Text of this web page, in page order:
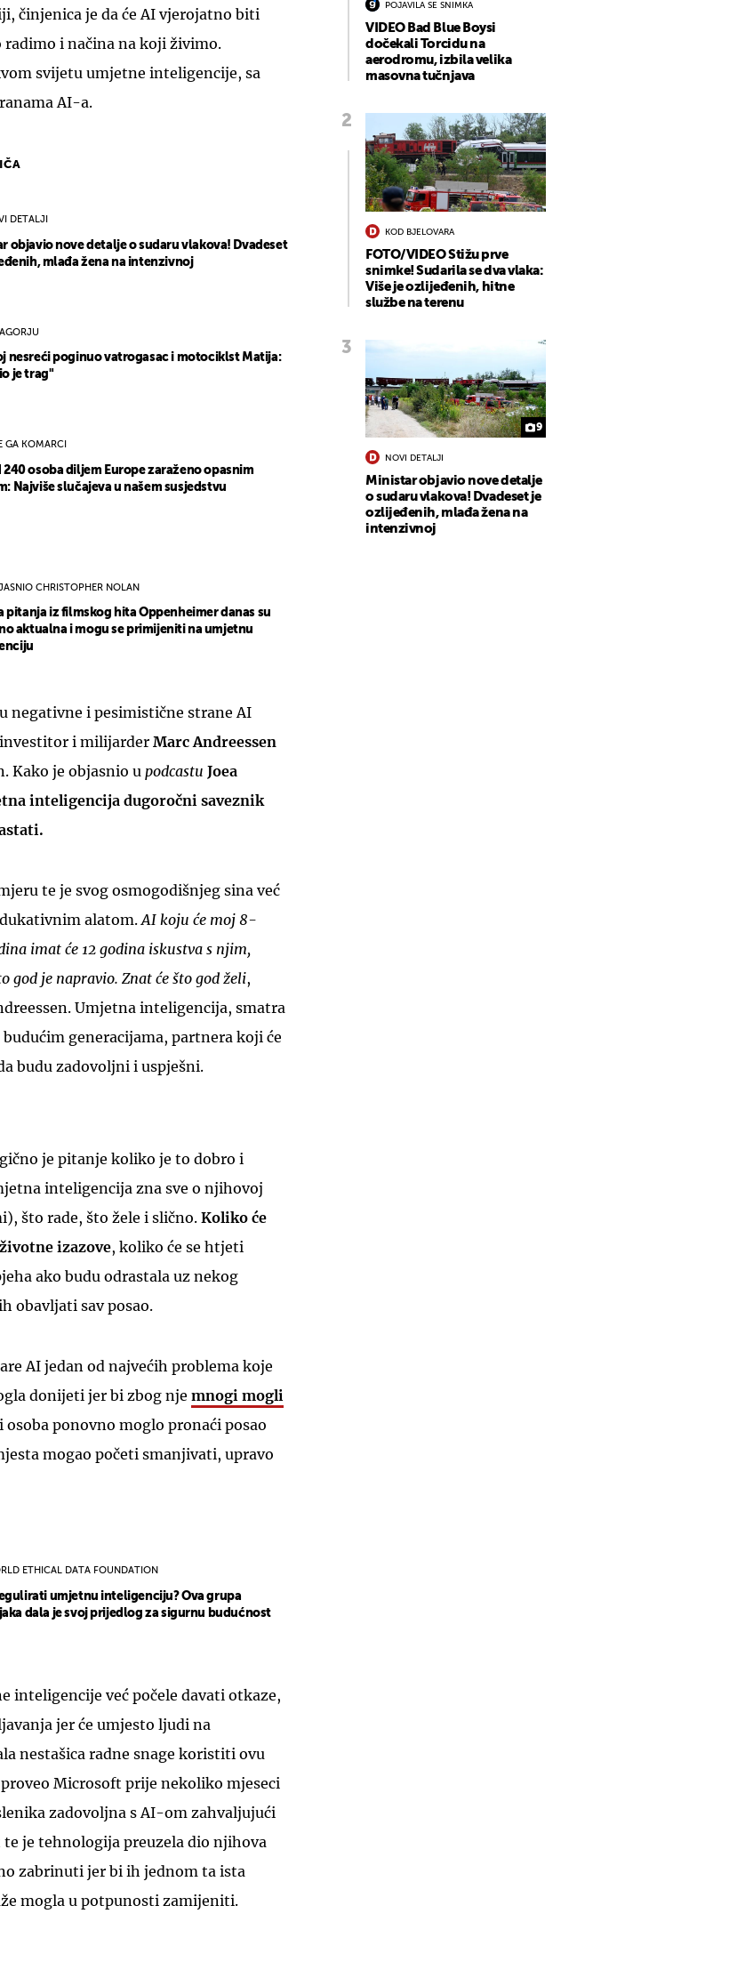
činjenica je da će AI vjerojatno biti
radimo i načina na koji živimo.
svijetu umjetne inteligencije, sa
AI-a.
DETALJI
objavio nove detalje o sudaru vlakova! Dvadeset
mlađa žena na intenzivnoj
nesreći poginuo vatrogasac i motociklst Matija:
je trag"
GA KOMARCI
240 osoba diljem Europe zaraženo opasnim
Najviše slučajeva u našem susjedstvu
CHRISTOPHER NOLAN
pitanja iz filmskog hita Oppenheimer danas su
aktualna i mogu se primijeniti na umjetnu
negativne i pesimistične strane AI
i milijarderMarc Andreessen
Kako je objasnio u podcastu Joea
inteligencija dugoročni saveznik
te je svog osmogodišnjeg sina već
alatom. AI koju će moj 8-
imat će 12 godina iskustva s njim,
god je napravio. Znat će što god želi,
Umjetna inteligencija, smatra
generacijama, partnera koji će
budu zadovoljni i uspješni.
je pitanje koliko je to dobro i
inteligencija zna sve o njihovoj
što rade, što žele i slično.Koliko će
izazove, koliko će se htjeti
ako budu odrastala uz nekog
obavljati sav posao.
AI jedan od najvećih problema koje
donijeti jer bi zbog nje mnogi mogli
ponovno moglo pronaći posao
mogao početi smanjivati, upravo
ETHICAL DATA FOUNDATION
umjetnu inteligenciju? Ova grupa
dala je svoj prijedlog za sigurnu budućnost
inteligencije već počele davati otkaze,
jer će umjesto ljudi na
nestašica radne snage koristiti ovu
Microsoft prije nekoliko mjeseci
zadovoljna s AI-om zahvaljujući
je tehnologija preuzela dio njihova
zabrinuti jer bi ih jednom ta ista
mogla u potpunosti zamijeniti.
POJAVILA SE SNIMKA
VIDEO Bad Blue Boysi
dočekali Torcidu na
aerodromu, izbila velika
masovna tučnjava
KOD BJELOVARA
FOTO/VIDEO Stižu prve
snimke! Sudarila se dva vlaka:
Više je ozlijeđenih, hitne
službe na terenu
9
NOVI DETALJI
Ministar objavio nove detalje
o sudaru vlakova! Dvadeset je
ozlijeđenih, mlađa žena na
intenzivnoj
UKLJUČITE NOTIFIKACIJE